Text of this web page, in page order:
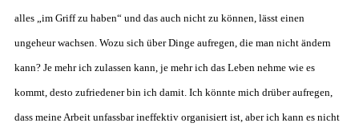
alles „im Griff zu haben“ und das auch nicht zu können, lässt einen
ungeheur wachsen. Wozu sich über Dinge aufregen, die man nicht ändern
kann? Je mehr ich zulassen kann, je mehr ich das Leben nehme wie es
kommt, desto zufriedener bin ich damit. Ich könnte mich drüber aufregen,
dass meine Arbeit unfassbar ineffektiv organisiert ist, aber ich kann es nicht